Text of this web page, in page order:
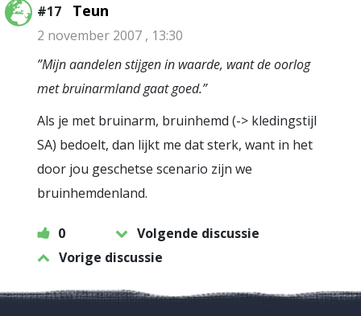
#17 Teun
2 november 2007 , 13:30
”Mijn aandelen stijgen in waarde, want de oorlog
met bruinarmland gaat goed.”
Als je met bruinarm, bruinhemd (-> kledingstijl
SA) bedoelt, dan lijkt me dat sterk, want in het
door jou geschetse scenario zijn we
bruinhemdenland.
0
Volgende discussie
Vorige discussie